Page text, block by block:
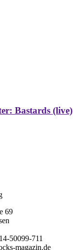
Bastards (live)
69
50099-711
magazin.de